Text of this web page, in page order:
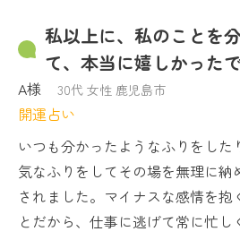
私以上に、私のことを
て、本当に嬉しかったで
A様 30代 女性 鹿児島市
開運占い
いつも分かったようなふりをした
気なふりをしてその場を無理に納
されました。マイナスな感情を抱
とだから、仕事に逃げて常に忙